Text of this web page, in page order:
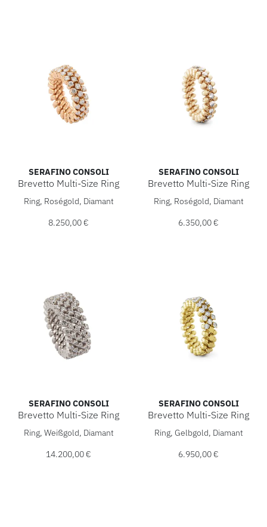
SERAFINO CONSOLI
Brevetto Multi-Size Ring
Serafino Consoli Brevetto Multi-Size Ring, Ref: RMS 3F2
Ring, Roségold, Diamant
8.250,00 €
SERAFINO CONSOLI
Brevetto Multi-Size Ring
Serafino Consoli Brevetto
Ring, Roségold, Diamant
6.350,00 €
SERAFINO CONSOLI
Brevetto Multi-Size Ring
Serafino Consoli Brevetto Multi-Size Ring, Ref: RMS 5F2
Ring, Weißgold, Diamant
14.200,00 €
SERAFINO CONSOLI
Brevetto Multi-Size Ring
Serafino Consoli Brevetto
Ring, Gelbgold, Diamant
6.950,00 €